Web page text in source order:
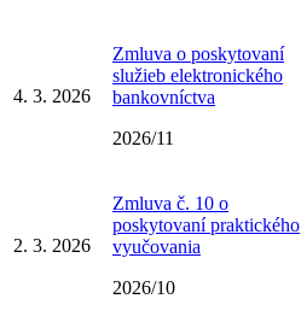
4. 3. 2026
Zmluva o poskytovaní
služieb elektronického
bankovníctva
2026/11
2. 3. 2026
Zmluva č. 10 o
poskytovaní praktického
vyučovania
2026/10